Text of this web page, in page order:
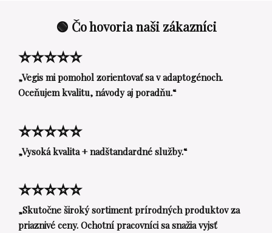
🟢 Čo hovoria naši zákazníci
⭐⭐⭐⭐⭐
„Vegis mi pomohol zorientovať sa v adaptogénoch.
Oceňujem kvalitu, návody aj poradňu.“
⭐⭐⭐⭐⭐
„Vysoká kvalita + nadštandardné služby.“
⭐⭐⭐⭐⭐
„Skutočne široký sortiment prírodných produktov za
priaznivé ceny. Ochotní pracovníci sa snažia vyjsť